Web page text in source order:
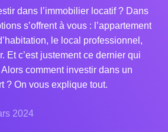
dans l’immobilier locatif ? Dans
s’offrent à vous : l’appartement
le local professionnel,
Et c’est justement ce dernier qui
comment investir dans un
? On vous explique tout.
2024